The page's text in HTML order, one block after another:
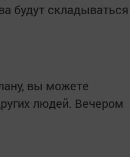
будут складываться
вы можете
людей. Вечером